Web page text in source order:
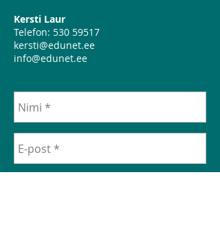
Kersti Laur
Telefon: 530 59517
kersti@edunet.ee
info@edunet.ee